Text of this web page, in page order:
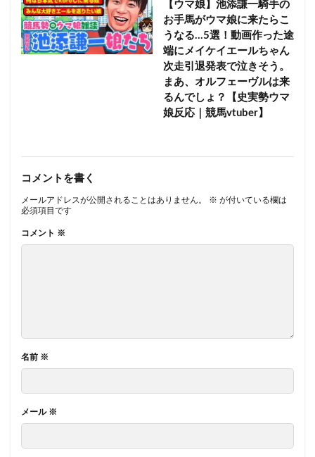
【ウマ娘】池添謙一騎手の
お手馬がウマ娘に来たらこ
うなる…5選！動画作った途
端にメイケイエールちゃん
次走引退発表で泣きそう。
まあ、オルフェーヴルは来
るんでしょ？【史実勢ウマ
娘反応｜競馬vtuber】
コメントを書く
メールアドレスが公開されることはありません。 ※ が付いている欄は
必須項目です
コメント ※
名前 ※
メール ※